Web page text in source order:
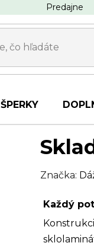
Predajne
ŠPERKY
Značka:
Každý